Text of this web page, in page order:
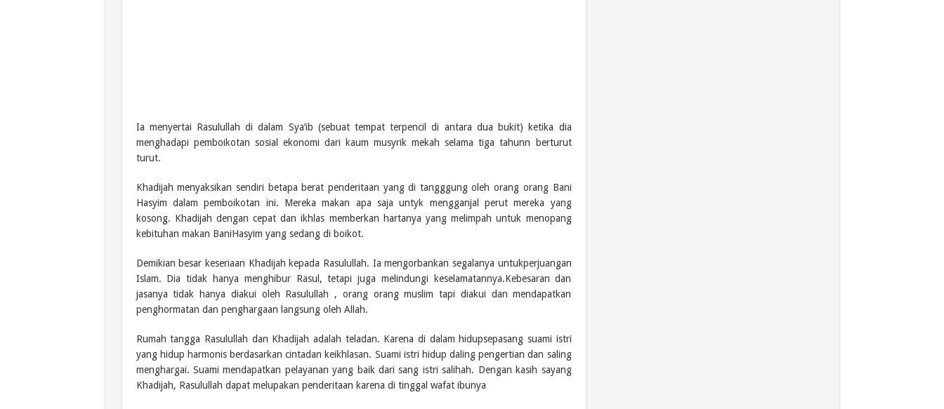
Ia menyertai Rasulullah di dalam Sya’ib (sebuat tempat terpencil di antara dua bukit) ketika dia
menghadapi pemboikotan sosial ekonomi dari kaum musyrik mekah selama tiga tahunn berturut
turut.
Khadijah menyaksikan sendiri betapa berat penderitaan yang di tangggung oleh orang orang Bani
Hasyim dalam pemboikotan ini. Mereka makan apa saja untyk mengganjal perut mereka yang
kosong. Khadijah dengan cepat dan ikhlas memberkan hartanya yang melimpah untuk menopang
kebituhan makan BaniHasyim yang sedang di boikot.
Demikian besar keseriaan Khadijah kepada Rasulullah. Ia mengorbankan segalanya untukperjuangan
Islam. Dia tidak hanya menghibur Rasul, tetapi juga melindungi keselamatannya.Kebesaran dan
jasanya tidak hanya diakui oleh Rasulullah , orang orang muslim tapi diakui dan mendapatkan
penghormatan dan penghargaan langsung oleh Allah.
Rumah tangga Rasulullah dan Khadijah adalah teladan. Karena di dalam hidupsepasang suami istri
yang hidup harmonis berdasarkan cintadan keikhlasan. Suami istri hidup daling pengertian dan saling
menghargai. Suami mendapatkan pelayanan yang baik dari sang istri salihah. Dengan kasih sayang
Khadijah, Rasulullah dapat melupakan penderitaan karena di tinggal wafat ibunya